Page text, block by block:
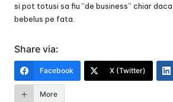
si pot totusi sa fiu “de business” chiar
bebelus pe fata.
Share via:
Facebook X (Twitter)
More